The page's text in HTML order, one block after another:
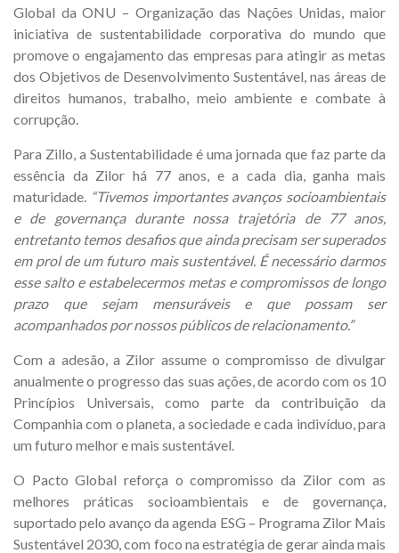
Global da ONU – Organização das Nações Unidas, maior
iniciativa de sustentabilidade corporativa do mundo que
promove o engajamento das empresas para atingir as metas
dos Objetivos de Desenvolvimento Sustentável, nas áreas de
direitos humanos, trabalho, meio ambiente e combate à
corrupção.
Para Zillo, a Sustentabilidade é uma jornada que faz parte da
essência da Zilor há 77 anos, e a cada dia, ganha mais
maturidade. “Tivemos importantes avanços socioambientais
e de governança durante nossa trajetória de 77 anos,
entretanto temos desafios que ainda precisam ser superados
em prol de um futuro mais sustentável. É necessário darmos
esse salto e estabelecermos metas e compromissos de longo
prazo que sejam mensuráveis e que possam ser
acompanhados por nossos públicos de relacionamento.”
Com a adesão, a Zilor assume o compromisso de divulgar
anualmente o progresso das suas ações, de acordo com os 10
Princípios Universais, como parte da contribuição da
Companhia com o planeta, a sociedade e cada indivíduo, para
um futuro melhor e mais sustentável.
O Pacto Global reforça o compromisso da Zilor com as
melhores práticas socioambientais e de governança,
suportado pelo avanço da agenda ESG – Programa Zilor Mais
Sustentável 2030, com foco na estratégia de gerar ainda mais